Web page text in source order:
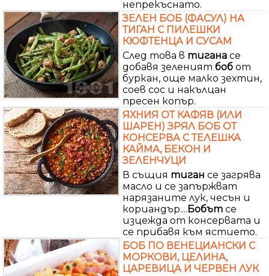
непрекъснато.
ЗЕЛЕН БОБ (ФАСУЛ) НА
ТИГАН С ПИЛЕШКИ
КЮФТЕНЦА И СУСАМ
След това в тигана се
добавя зеленият боб от
буркан, още малко зехтин,
соев сос и накълцан
пресен копър.
ЯХНИЯ ОТ КАФЯВ (ИЛИ
ШАРЕН) ЗРЯЛ БОБ ОТ
КОНСЕРВА С ТЕЛЕШКА
КАЙМА, БЕКОН И
ЗЕЛЕНЧУЦИ
В същия тиган се загрява
масло и се запържват
нарязаните лук, чесън и
кориандър....Бобът се
изцежда от консервата и
се прибавя към ястието.
БОБ ПО ВЕНЕЦИАНСКИ С
МОРКОВИ, ЦЕЛИНА,
ЦАРЕВИЦА И ЧЕРВЕН ЛУК